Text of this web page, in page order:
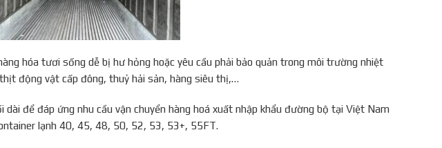
hóa tươi sống dễ bị hư hỏng hoặc yêu cầu phải bảo quản trong môi trường nhiệt
động vật cấp đông, thuỷ hải sản, hàng siêu thị,…
để đáp ứng nhu cầu vận chuyển hàng hoá xuất nhập khẩu đường bộ tại Việt Nam
lạnh 40, 45, 48, 50, 52, 53, 53+, 55FT.